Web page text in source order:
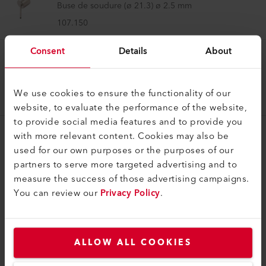
Consent Details About
We use cookies to ensure the functionality of our
website, to evaluate the performance of the website,
to provide social media features and to provide you
with more relevant content. Cookies may also be
used for our own purposes or the purposes of our
partners to serve more targeted advertising and to
measure the success of those advertising campaigns.
You can review ourPrivacy Policy.
ALLOW ALL COOKIES
Buse de soudure (ø 21.3) ø 2.5 mm
107.150
Buses de soudure
107.149
COMPATIBILITÉ
Parfait pour ces produits